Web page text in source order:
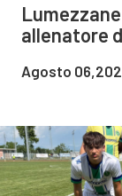
allenatore
Agosto